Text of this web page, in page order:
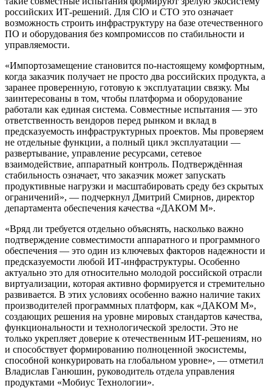
российских ИТ-решений. Для CIO и CTO это означает
возможность строить инфраструктуру на базе отечественного
ПО и оборудования без компромиссов по стабильности и
управляемости.
«Импортозамещение становится по-настоящему комфортным,
когда заказчик получает не просто два российских продукта, а
заранее проверенную, готовую к эксплуатации связку. Мы
заинтересованы в том, чтобы платформа и оборудование
работали как единая система. Совместные испытания — это
ответственность вендоров перед рынком и вклад в
предсказуемость инфраструктурных проектов. Мы проверяем
не отдельные функции, а полный цикл эксплуатации —
развертывание, управление ресурсами, сетевое
взаимодействие, аппаратный контроль. Подтверждённая
стабильность означает, что заказчик может запускать
продуктивные нагрузки и масштабировать среду без скрытых
ограничений», — подчеркнул Дмитрий Смирнов, директор
департамента обеспечения качества «ДАКОМ М».
«Вряд ли требуется отдельно объяснять, насколько важно
подтверждение совместимости аппаратного и программного
обеспечения — это один из ключевых факторов надежности и
предсказуемости любой ИТ-инфраструктуры. Особенно
актуально это для относительно молодой российской отрасли
виртуализации, которая активно формируется и стремительно
развивается. В этих условиях особенно важно наличие таких
производителей программных платформ, как «ДАКОМ М»,
создающих решения на уровне мировых стандартов качества,
функциональности и технологической зрелости. Это не
только укрепляет доверие к отечественным ИТ-решениям, но
и способствует формированию полноценной экосистемы,
способной конкурировать на глобальном уровне», — отметил
Владислав Ганюшин, руководитель отдела управления
продуктами «Мобиус Технологии».